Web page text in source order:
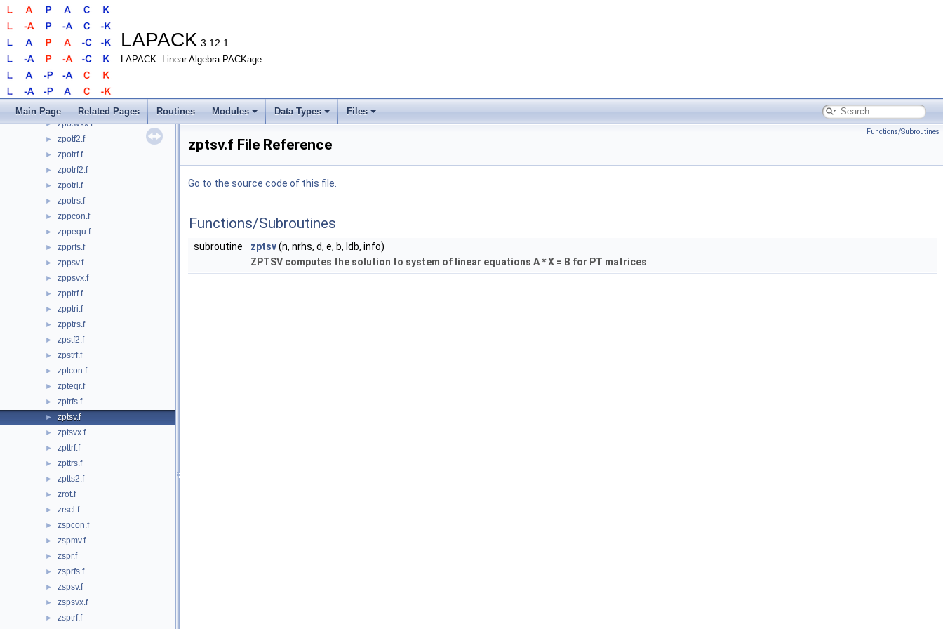
LAPACK 3.12.1
LAPACK: Linear Algebra PACKage
Main Page Related Pages Routines Modules Data Types Files
► zpocon.f
► zpoequ.f
► zpoequb.f
► zporfs.f
► zporfsx.f
► zposv.f
► zposvx.f
► zposvxx.f
► zpotf2.f
► zpotrf.f
► zpotrf2.f
► zpotri.f
► zpotrs.f
► zppcon.f
► zppequ.f
► zpprfs.f
► zppsv.f
► zppsvx.f
► zpptrf.f
► zpptri.f
► zpptrs.f
► zpstf2.f
► zpstrf.f
► zptcon.f
► zpteqr.f
► zptrfs.f
► zptsv.f
► zptsvx.f
► zpttrf.f
► zpttrs.f
► zptts2.f
► zrot.f
► zrscl.f
► zspcon.f
► zspmv.f
► zspr.f
► zsprfs.f
► zspsv.f
► zspsvx.f
►
zsptrf.f
Functions/Subroutines
zptsv.f File Reference
Go to the source code of this file.
Functions/Subroutines
subroutine zptsv(n, nrhs, d, e, b, ldb, info)
ZPTSV computes the solution to system of linear equations A * X = B for PT matrices